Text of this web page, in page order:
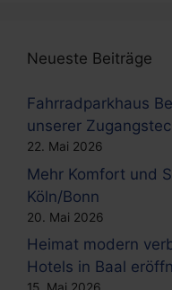
Neueste Beiträge
Fahrradparkhaus
unserer
22. Mai 2026
Mehr Komfort und
Köln/Bonn
20. Mai 2026
Heimat modern
Hotels in Baal